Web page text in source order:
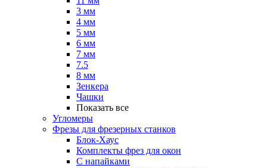
3 мм
4 мм
5 мм
6 мм
7 мм
7.5
8 мм
Зенкера
Чашки
Показать все
Угломеры
Фрезы для фрезерных станков
Блок-Хаус
Комплекты фрез для окон
С напайками